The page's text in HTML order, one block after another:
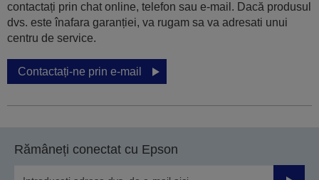
contactați prin chat online, telefon sau e-mail. Dacă produsul
dvs. este înafara garanției, va rugam sa va adresati unui
centru de service.
Contactați-ne prin e-mail
Rămâneți conectat cu Epson